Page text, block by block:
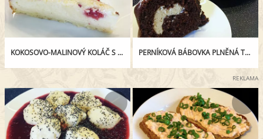
KOKOSOVO-MALINOVÝ KOLÁČ S TVAROHEM PERNÍKOVÁ BÁBOVKA PLNĚNÁ TVAROHEM S ARAŠÍDOVÝM MÁSLEM
REKLAMA